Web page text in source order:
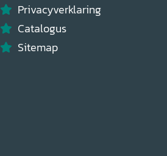
Privacyverklaring
Catalogus
Sitemap